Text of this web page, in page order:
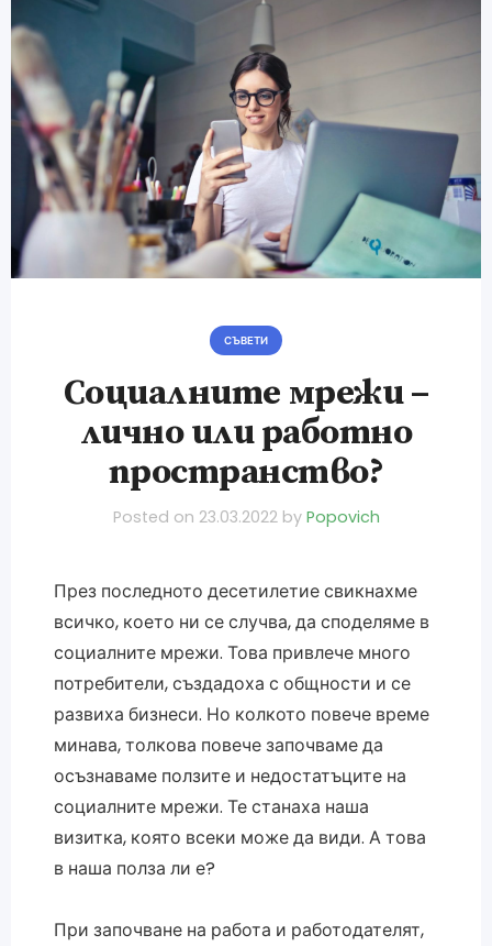
СЪВЕТИ
Социалните мрежи –
лично или работно
пространство?
Posted on 23.03.2022 by Popovich
През последното десетилетие свикнахме
всичко, което ни се случва, да споделяме в
социалните мрежи. Това привлече много
потребители, създадоха с общности и се
развиха бизнеси. Но колкото повече време
минава, толкова повече започваме да
осъзнаваме ползите и недостатъците на
социалните мрежи. Те станаха наша
визитка, която всеки може да види. А това
в наша полза ли е?
При започване на работа и работодателят,